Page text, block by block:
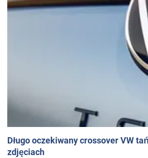
Długo oczekiwany crossover VW
zdjęciach